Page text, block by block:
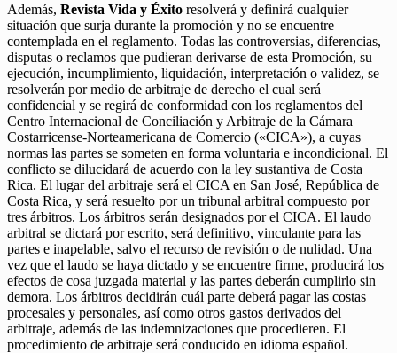
Además, Revista Vida y Éxito resolverá y definirá cualquier
situación que surja durante la promoción y no se encuentre
contemplada en el reglamento. Todas las controversias, diferencias,
disputas o reclamos que pudieran derivarse de esta Promoción, su
ejecución, incumplimiento, liquidación, interpretación o validez, se
resolverán por medio de arbitraje de derecho el cual será
confidencial y se regirá de conformidad con los reglamentos del
Centro Internacional de Conciliación y Arbitraje de la Cámara
Costarricense-Norteamericana de Comercio («CICA»), a cuyas
normas las partes se someten en forma voluntaria e incondicional. El
conflicto se dilucidará de acuerdo con la ley sustantiva de Costa
Rica. El lugar del arbitraje será el CICA en San José, República de
Costa Rica, y será resuelto por un tribunal arbitral compuesto por
tres árbitros. Los árbitros serán designados por el CICA. El laudo
arbitral se dictará por escrito, será definitivo, vinculante para las
partes e inapelable, salvo el recurso de revisión o de nulidad. Una
vez que el laudo se haya dictado y se encuentre firme, producirá los
efectos de cosa juzgada material y las partes deberán cumplirlo sin
demora. Los árbitros decidirán cuál parte deberá pagar las costas
procesales y personales, así como otros gastos derivados del
arbitraje, además de las indemnizaciones que procedieren. El
procedimiento de arbitraje será conducido en idioma español.